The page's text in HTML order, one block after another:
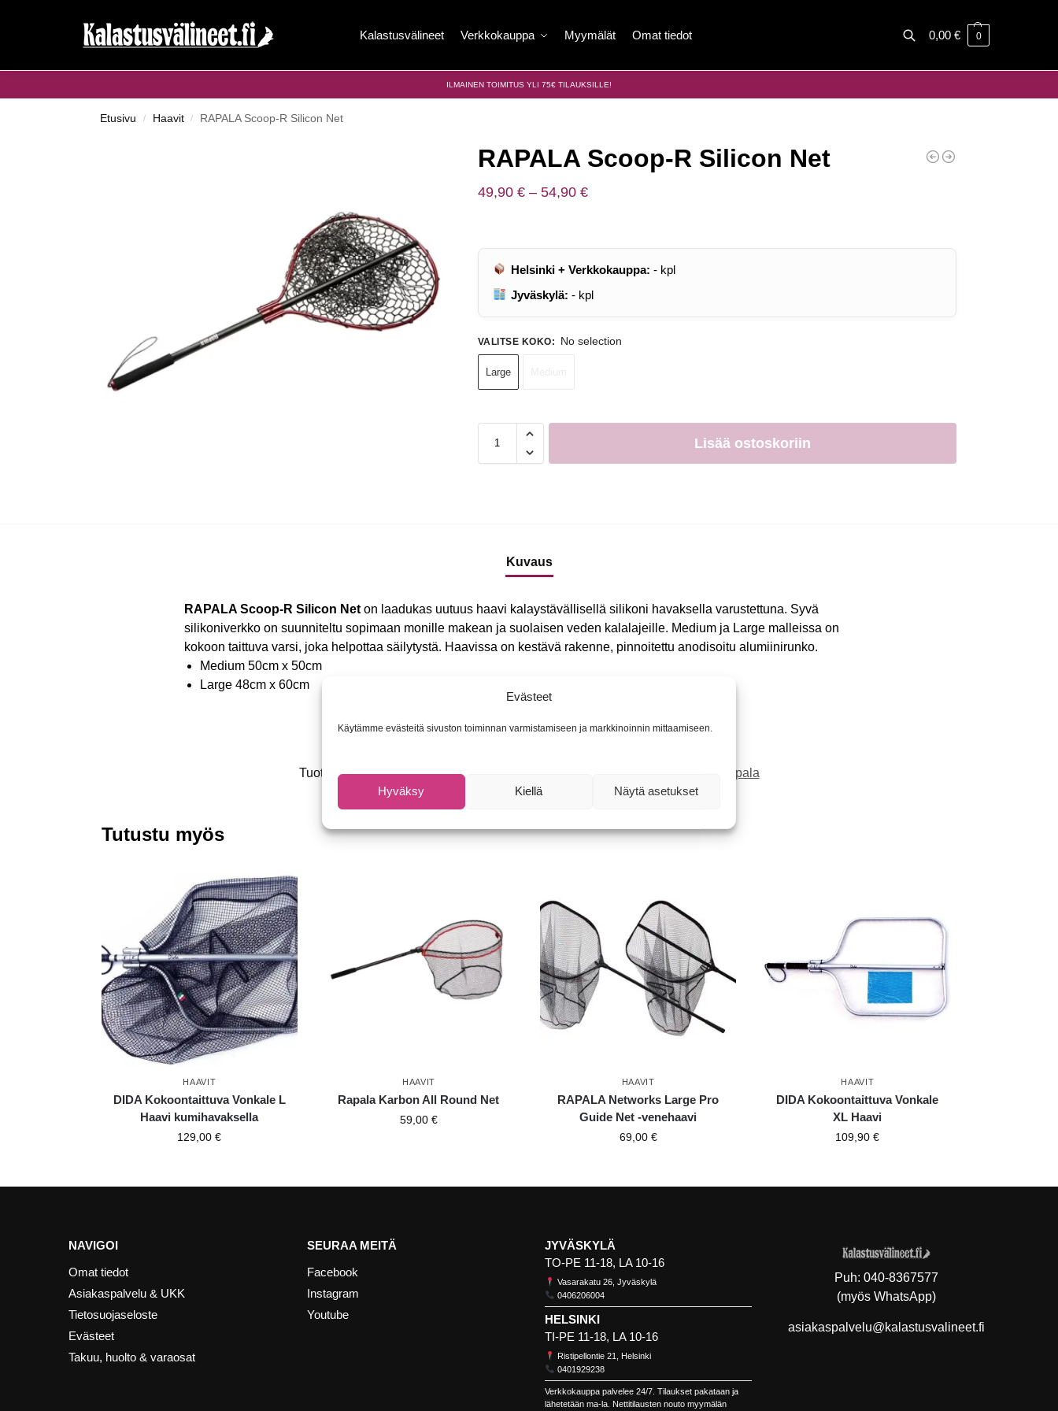
Evästeet
Käytämme evästeitä sivuston toiminnan varmistamiseen ja markkinoinnin mittaamiseen.
Hyväksy Kiellä Näytä asetukset
Kalastusvälineet Verkkokauppa Myymälät Omat tiedot 0,00 € 0
ILMAINEN TOIMITUS YLI 75€ TILAUKSILLE!
Etusivu / Haavit / RAPALA Scoop-R Silicon Net
RAPALA Scoop-R Silicon Net
49,90 € – 54,90 €
Helsinki + Verkkokauppa: - kpl
Jyväskylä: - kpl
VALITSE KOKO: No selection
Large
Lisää ostoskoriin
Kuvaus
RAPALA Scoop-R Silicon Neton laadukas uutuus haavi kalaystävällisellä silikoni havaksella varustettuna. Syvä
silikoniverkko on suunniteltu sopimaan monille makean ja suolaisen veden kalalajeille. Medium ja Large malleissa on
kokoon taittuva varsi, joka helpottaa säilytystä. Haavissa on kestävä rakenne, pinnoitettu anodisoitu alumiinirunko.
Medium 50cm x 50cm
Large 48cm x 60cm
Tuotetunnus (SKU): Ei saatavilla/-tietoa Rapala
Tutustu myös
HAAVIT
DIDA Kokoontaittuva Vonkale L
Haavi kumihavaksella
129,00€
HAAVIT
Rapala Karbon All Round Net
59,00 €
HAAVIT
RAPALA Networks Large Pro
Guide Net -venehaavi
69,00 €
HAAVIT
DIDA Kokoontaittuva Vonkale
XL Haavi
109,90€
NAVIGOI
Omat tiedot
Asiakaspalvelu & UKK
Tietosuojaseloste
Evästeet
Takuu, huolto & varaosat
SEURAA MEITÄ
Facebook
Instagram
Youtube
JYVÄSKYLÄ
TO-PE 11-18, LA 10-16
Vasarakatu 26, Jyväskylä
0406206004
HELSINKI
TI-PE 11-18, LA 10-16
Ristipellontie 21, Helsinki
0401929238
Verkkokauppa palvelee 24/7. Tilaukset pakataan ja
lähetetään ma-la. Nettitilausten nouto myymälän
Puh: 040-8367577
(myös WhatsApp)
asiakaspalvelu@kalastusvalineet.fi